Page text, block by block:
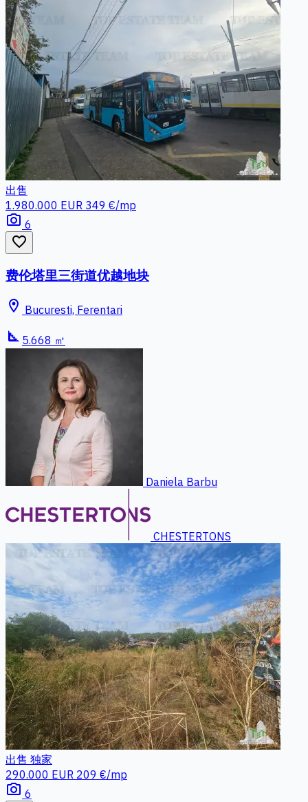
出售
1.980.000 EUR 349 €/mp
photo_camera 6
favorite_border
费伦塔里三街道优越地块
location_on Bucuresti, Ferentari
square_foot 5.668 ㎡
Daniela Barbu
CHESTERTONS
出售 独家
290.000 EUR 209 €/mp
photo_camera 6